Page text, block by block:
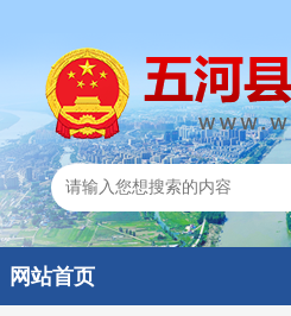
网站首页